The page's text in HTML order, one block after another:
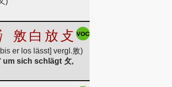
敫 白 放 攴
er los lässt] vergl.敫)
um sich schlägt 攵,